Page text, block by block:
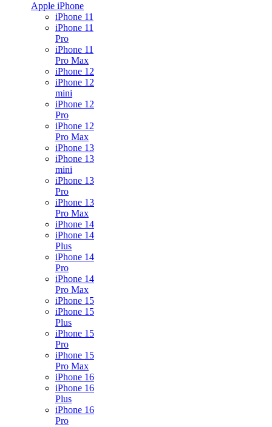
Apple iPhone
iPhone 11
iPhone 11
Pro
iPhone 11
Pro Max
iPhone 12
iPhone 12
mini
iPhone 12
Pro
iPhone 12
Pro Max
iPhone 13
iPhone 13
mini
iPhone 13
Pro
iPhone 13
Pro Max
iPhone 14
iPhone 14
Plus
iPhone 14
Pro
iPhone 14
Pro Max
iPhone 15
iPhone 15
Plus
iPhone 15
Pro
iPhone 15
Pro Max
iPhone 16
iPhone 16
Plus
iPhone 16
Pro